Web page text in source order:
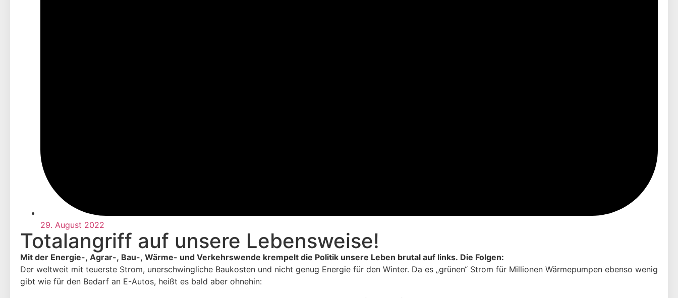
29. August 2022
Totalangriff auf unsere Lebensweise!
Mit der Energie-, Agrar-, Bau-, Wärme- und Verkehrswende krempelt die Politik unsere Leben brutal auf links. Die Folgen:
Der weltweit mit teuerste Strom, unerschwingliche Baukosten und nicht genug Energie für den Winter. Da es „grünen“ Strom für Millionen Wärmepumpen ebenso wenig
gibt wie für den Bedarf an E-Autos, heißt es bald aber ohnehin: